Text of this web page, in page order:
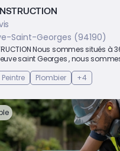
Saint-Georges (94190)
Nous sommes situés à
saint Georges , nous
Peintre Plombier +4